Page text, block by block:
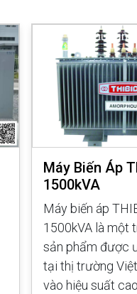
Máy Biến Áp
1500kVA
Máy biến áp
1500kVA là một
sản phẩm được
tại thị trường
vào hiệu suất